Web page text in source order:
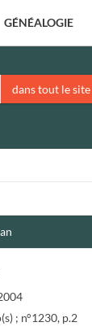
GÉNÉALOGIE
dans tout le site
; n°1230, p.2